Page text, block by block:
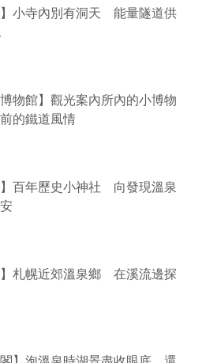
小寺內別有洞天 能量隧道供
物館】觀光案內所內的小博物
的鐵道風情
百年歷史小神社 向發現溫泉
札幌近郊溫泉鄉 在溪流邊探